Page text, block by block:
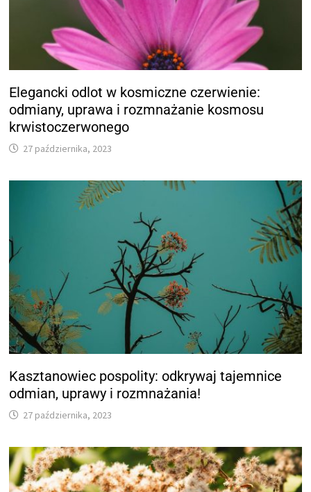
Elegancki odlot w kosmiczne czerwienie:
odmiany, uprawa i rozmnażanie kosmosu
krwistoczerwonego
27 października, 2023
Kasztanowiec pospolity: odkrywaj tajemnice
odmian, uprawy i rozmnażania!
27 października, 2023